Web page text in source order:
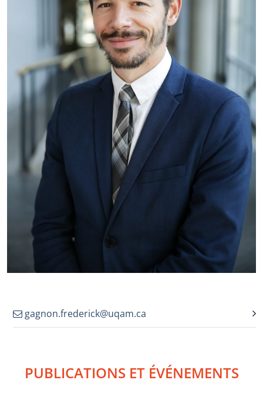
gagnon.frederick@uqam.ca
PUBLICATIONS ET ÉVÉNEMENTS